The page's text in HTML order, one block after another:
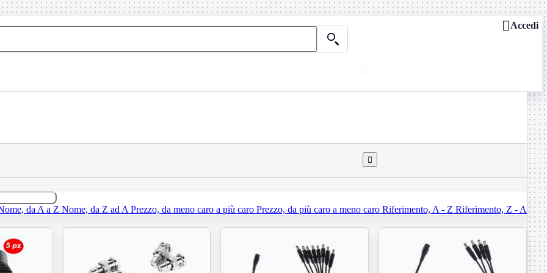
Accedi


da A a Z Nome, da Z ad A Prezzo, da meno caro a più caro Prezzo, da più caro a meno caro Riferimento, A - Z Riferimento, Z - A